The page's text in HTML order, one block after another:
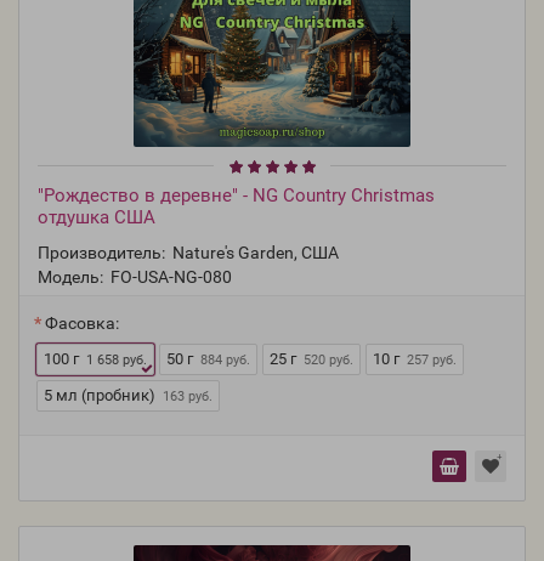
"Рождество в деревне" - NG Country Christmas
отдушка США
Производитель: Nature's Garden, США
Модель: FO-USA-NG-080
Фасовка:
100 г 1 658 руб. 50 г 884 руб. 25 г 520 руб. 10 г 257 руб.
5 мл (пробник) 163 руб.